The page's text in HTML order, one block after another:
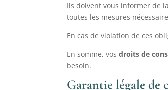
Ils doivent vous informer de
toutes les mesures
En cas de violation de ces
En somme, vosdroits de
besoin.
Garantie légale de